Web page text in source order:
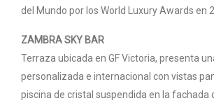
del Mundo por los World Luxury Awards en
ZAMBRA SKY BAR
Terraza ubicada en GF Victoria, presenta
personalizada e internacional con vistas
piscina de cristal suspendida en la fachada